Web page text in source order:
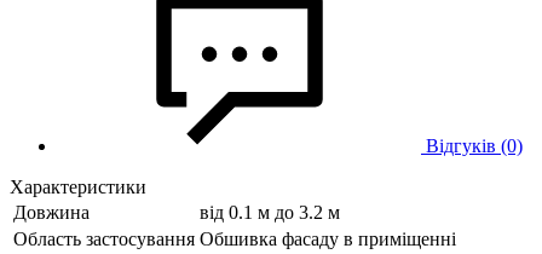
Відгуків (0)
Характеристики
Довжина
від 0.1 м до 3.2 м
Область застосування Обшивка фасаду в приміщенні